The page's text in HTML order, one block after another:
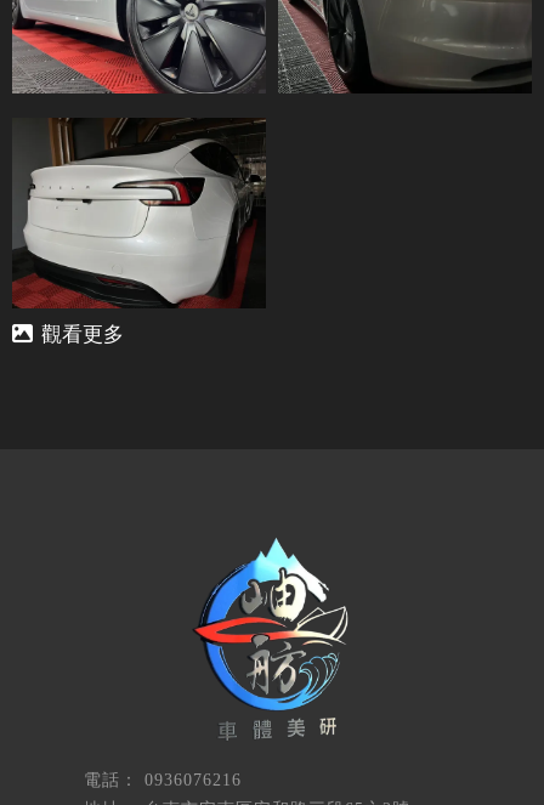
0936076216